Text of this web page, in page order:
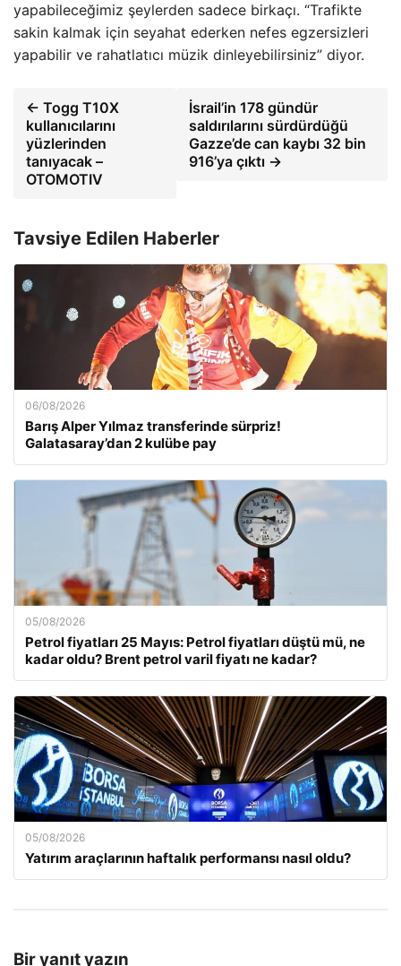
yapabileceğimiz şeylerden sadece birkaçı. “Trafikte
sakin kalmak için seyahat ederken nefes egzersizleri
yapabilir ve rahatlatıcı müzik dinleyebilirsiniz” diyor.
← Togg T10X
kullanıcılarını
yüzlerinden
tanıyacak –
OTOMOTIV
İsrail’in 178 gündür
saldırılarını sürdürdüğü
Gazze’de can kaybı 32 bin
916’ya çıktı →
Tavsiye Edilen Haberler
06/08/2026
Barış Alper Yılmaz transferinde sürpriz!
Galatasaray’dan 2 kulübe pay
05/08/2026
Petrol fiyatları 25 Mayıs: Petrol fiyatları düştü mü, ne
kadar oldu? Brent petrol varil fiyatı ne kadar?
05/08/2026
Yatırım araçlarının haftalık performansı nasıl oldu?
Bir yanıt yazın